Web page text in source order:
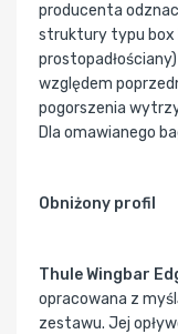
producenta
struktury typu box
względem
pogorszenia
Dla omawianego
Obniżony profil
Thule Wingbar
opracowana z
zestawu. Jej